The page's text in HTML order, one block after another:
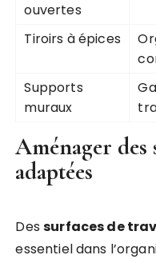
ouvertes
Tiroirs à épices
Supports
muraux
Aménager des
adaptées
Dessurfaces de
essentiel dans